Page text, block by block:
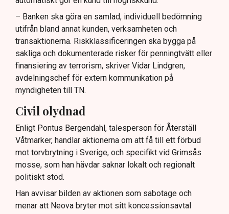
– Banken ska göra en samlad, individuell bedömning
utifrån bland annat kunden, verksamheten och
transaktionerna. Riskklassificeringen ska bygga på
sakliga och dokumenterade risker för penningtvätt eller
finansiering av terrorism, skriver Vidar Lindgren,
avdelningschef för extern kommunikation på
myndigheten till TN.
Civil olydnad
Enligt Pontus Bergendahl, talesperson för Återställ
Våtmarker, handlar aktionerna om att få till ett förbud
mot torvbrytning i Sverige, och specifikt vid Grimsås
mosse, som han hävdar saknar lokalt och regionalt
politiskt stöd.
Han avvisar bilden av aktionen som sabotage och
menar att Neova bryter mot sitt koncessionsavtal